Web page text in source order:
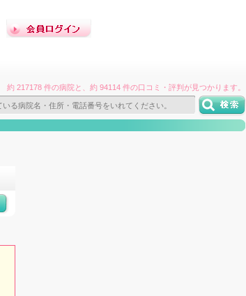
約 217178 件の病院と、約 94114 件の口コミ・評判が見つかります。